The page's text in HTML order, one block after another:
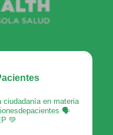
en materia
🗣
💚